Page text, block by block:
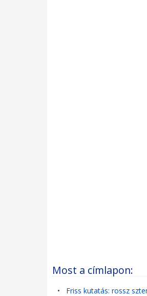
Most a címlapon:
• Friss kutatás: rossz